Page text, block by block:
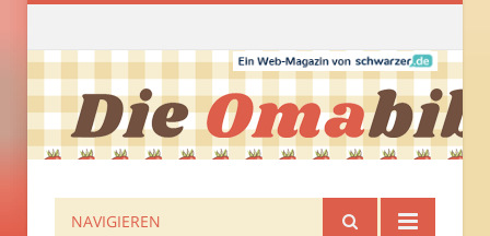
NAVIGIEREN